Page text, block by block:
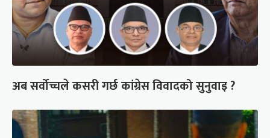
अब सर्वोच्चले कसरी गर्छ कांग्रेस विवादको सुनुवाइ ?